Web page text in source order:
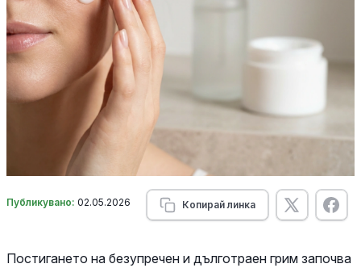
Публикувано: 02.05.2026 Копирай линка
Постигането на безупречен и дълготраен грим започва